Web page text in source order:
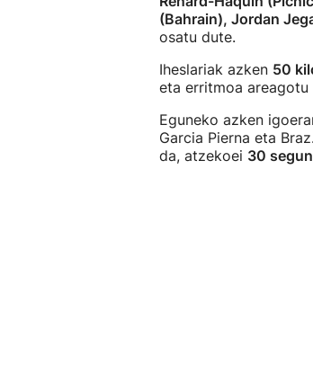
(Bahrain), Jordan
osatu dute.
Iheslariak azken 50
eta erritmoa
Eguneko azken
Garcia Pierna eta
da, atzekoei 30